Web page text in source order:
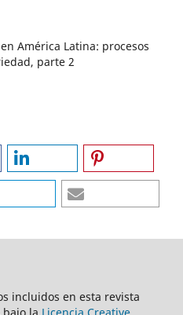
América Latina: procesos
parte 2
incluidos en esta revista